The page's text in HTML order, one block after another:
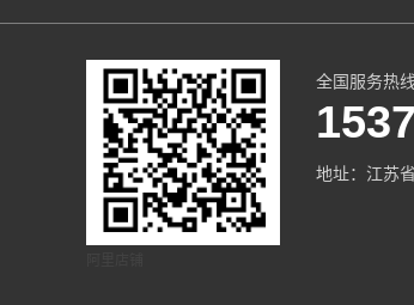
全国服务热线
地址：江苏